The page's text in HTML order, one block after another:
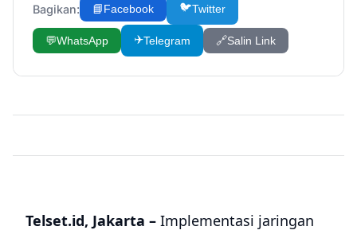
Bagikan: 📘Facebook 🐦Twitter
💬WhatsApp ✈️Telegram 🔗Salin Link
Telset.id, Jakarta – Implementasi jaringan